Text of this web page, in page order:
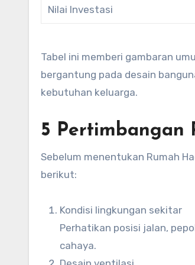
Nilai Investasi
Tabel ini memberi gambaran
bergantung pada desain
kebutuhan keluarga.
5 Pertimbangan
Sebelum menentukan Rumah
berikut:
Kondisi lingkungan sekitar
Perhatikan posisi jalan,
cahaya.